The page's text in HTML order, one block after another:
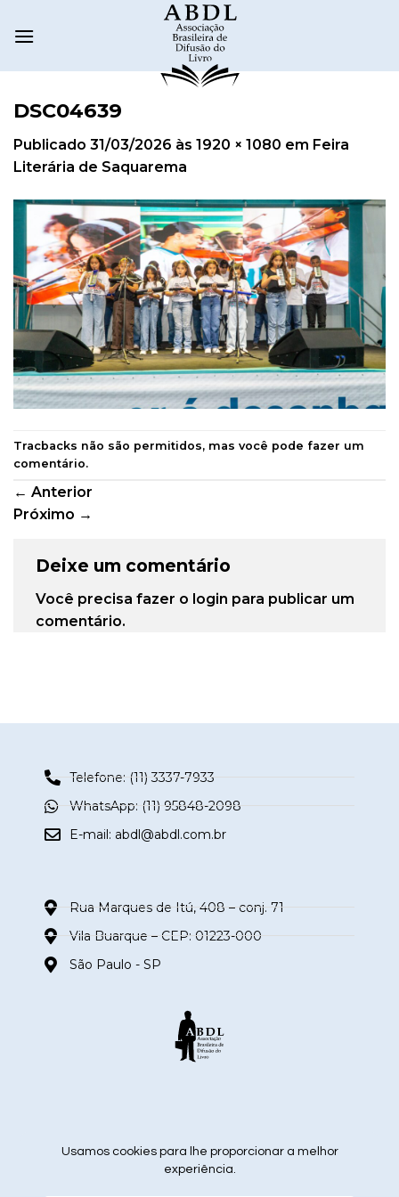
DSC04639
Publicado 31/03/2026 às 1920 × 1080 em Feira
Literária de Saquarema
Tracbacks não são permitidos, mas você pode fazer um
comentário.
← Anterior
Próximo →
Deixe um comentário
Você precisa fazer o login para publicar um
comentário.
Telefone: (11) 3337-7933
WhatsApp: (11) 95848-2098
E-mail: abdl@abdl.com.br
Rua Marques de Itú, 408 – conj. 71
Vila Buarque – CEP: 01223-000
São Paulo - SP
siga nas redes sociais
Usamos cookies para lhe proporcionar a melhor
experiência.